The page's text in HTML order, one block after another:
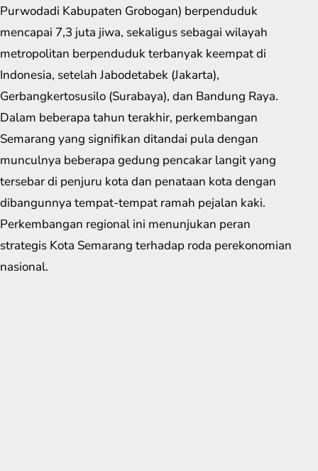
Purwodadi Kabupaten Grobogan) berpenduduk
mencapai 7,3 juta jiwa, sekaligus sebagai wilayah
metropolitan berpenduduk terbanyak keempat di
Indonesia, setelah Jabodetabek (Jakarta),
Gerbangkertosusilo (Surabaya), dan Bandung Raya.
Dalam beberapa tahun terakhir, perkembangan
Semarang yang signifikan ditandai pula dengan
munculnya beberapa gedung pencakar langit yang
tersebar di penjuru kota dan penataan kota dengan
dibangunnya tempat-tempat ramah pejalan kaki.
Perkembangan regional ini menunjukan peran
strategis Kota Semarang terhadap roda perekonomian
nasional.